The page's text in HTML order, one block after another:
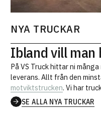
NYA TRUCKAR
Ibland vill man
På VS Truck hittar ni många
leverans. Allt från den
motviktstrucken. Vi har
SE ALLA NYA TRUCKAR